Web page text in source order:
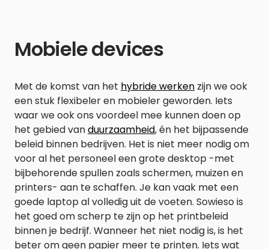
Mobiele devices
Met de komst van het hybride werken zijn we ook
een stuk flexibeler en mobieler geworden. Iets
waar we ook ons voordeel mee kunnen doen op
het gebied vanduurzaamheid, én het bijpassende
beleid binnen bedrijven. Het is niet meer nodig om
voor al het personeel een grote desktop -met
bijbehorende spullen zoals schermen, muizen en
printers- aan te schaffen. Je kan vaak met een
goede laptop al volledig uit de voeten. Sowieso is
het goed om scherp te zijn op het printbeleid
binnen je bedrijf. Wanneer het niet nodig is, is het
beter om geen papier meer te printen. Iets wat